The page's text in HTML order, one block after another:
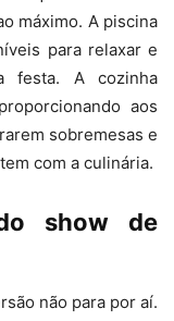
máximo. A piscina
para relaxar e
festa. A cozinha
aos
sobremesas e
com a culinária.
show de
não para por aí.